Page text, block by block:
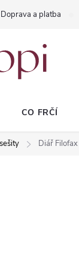
Doprava a platba
CO FRČÍ
Diář